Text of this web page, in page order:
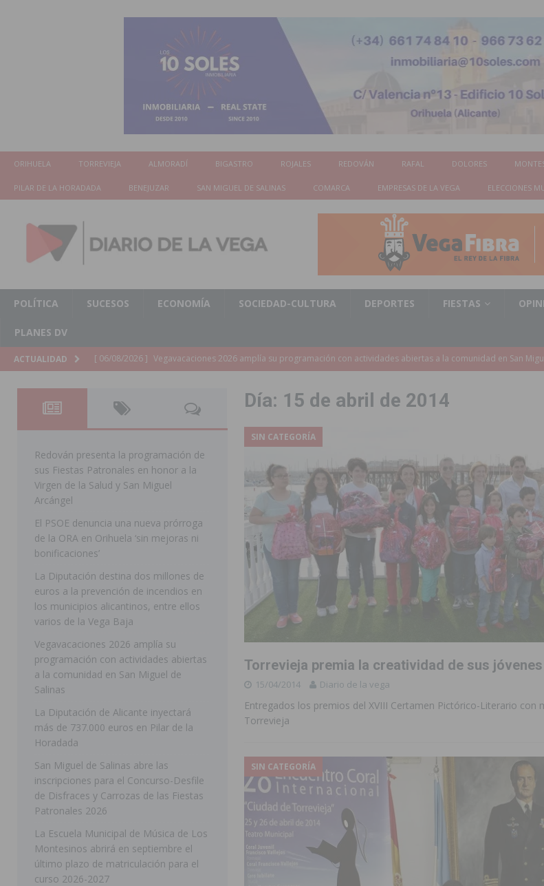
ORIHUELA TORREVIEJA ALMORADÍ BIGASTRO ROJALES REDOVÁN RAFAL DOLORES
PILAR DE LA HORADADA BENEJUZAR SAN MIGUEL DE SALINAS COMARCA EMPRESAS DE LA VEGA ELECCIONES
POLÍTICA SUCESOS ECONOMÍA SOCIEDAD-CULTURA DEPORTES FIESTAS
PLANES DV
ACTUALIDAD [ 06/08/2026 ] La Diputación de Alicante inyectará más de 737.000 euros en Pilar de la Horadada
PILAR DE LA
Patronales 2026
SAN MIGUEL DE SALINAS
[ 06/08/2026 ] La Escuela Municipal de Música de Los Montesinos abrirá en septiembre el último plazo de
curso 2026-2027
MONTESINOS
[ 06/08/2026 ]
Convocado el XXVII Concurso de Carteles de las Fiestas Patronales de Pilar de la Horadada 2026
[ 06/08/2026 ] Benejúzar vive el verano con una programación de actividades deportivas, culturales y de aventura
BENEJUZAR
Orihuela continúa mejorando los parques infantiles del municipio con nuevas actuaciones en la
pedanías
ORIHUELA
[ 06/08/2026 ]
El PP de Guardamar lleva al Pleno dos mociones para pedir responsabilidades y dimisiones
[ 05/08/2026 ]
Orihuela ultima diferentes soluciones para garantizar la seguridad y la continuidad educativa del
CEIP Virgen de la Puerta
ORIHUELA
Torrevieja presenta su programación de finales de 2026 tras superar los 78.000 espectadores
[ 05/08/2026 ] Sanidad Orihuela llama a observar el eclipse solar del 12 de agosto con protección homologada y
los desplazamientos
ORIHUELA
Orihuela acogerá una sesión informativa sobre los recursos disponibles para las mujeres víctimas
ORIHUELA
[ 06/08/2026 ]
Redován presenta la programación de sus Fiestas Patronales en honor a la Virgen de la Salud y San
[ 06/08/2026 ] El PSOE denuncia una nueva prórroga de la ORA en Orihuela ‘sin mejoras ni bonificaciones’
[ 06/08/2026 ]
La Diputación destina dos millones de euros a la prevención de incendios en los municipios
Día: 15 de abril de 2014
SIN CATEGORÍA
Torrevieja premia la creatividad de sus jóvenes
15/04/2014 Diario de la vega
Entregados los premios del XVIII Certamen Pictórico-Literario con
Torrevieja
SIN CATEGORÍA
Redován presenta la programación de
sus Fiestas Patronales en honor a la
Virgen de la Salud y San Miguel
Arcángel
El PSOE denuncia una nueva prórroga
de la ORA en Orihuela ‘sin mejoras ni
bonificaciones’
La Diputación destina dos millones de
euros a la prevención de incendios en
los municipios alicantinos, entre ellos
varios de la Vega Baja
Vegavacaciones 2026 amplía su
programación con actividades abiertas
a la comunidad en San Miguel de
Salinas
La Diputación de Alicante inyectará
más de 737.000 euros en Pilar de la
Horadada
San Miguel de Salinas abre las
inscripciones para el Concurso-Desfile
de Disfraces y Carrozas de las Fiestas
Patronales 2026
La Escuela Municipal de Música de Los
Montesinos abrirá en septiembre el
último plazo de matriculación para el
curso 2026-2027